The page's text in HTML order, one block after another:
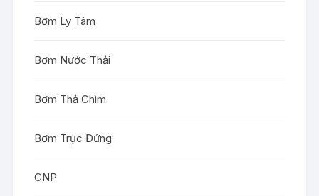
Bơm Ly Tâm
Bơm Nước Thải
Bơm Thả Chìm
Bơm Trục Đứng
CNP